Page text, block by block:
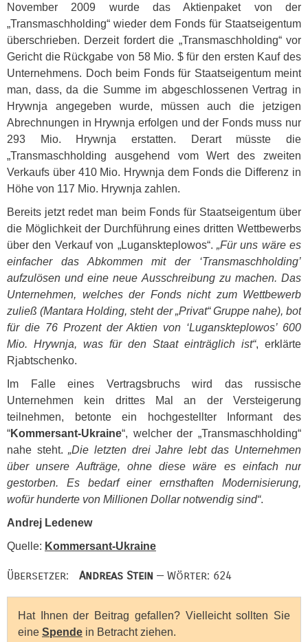
November 2009 wurde das Aktienpaket von der
„Transmaschholding“ wieder dem Fonds für Staatseigentum
überschrieben. Derzeit fordert die „Transmaschholding“ vor
Gericht die Rückgabe von 58 Mio. $ für den ersten Kauf des
Unternehmens. Doch beim Fonds für Staatseigentum meint
man, dass, da die Summe im abgeschlossenen Vertrag in
Hrywnja angegeben wurde, müssen auch die jetzigen
Abrechnungen in Hrywnja erfolgen und der Fonds muss nur
293 Mio. Hrywnja erstatten. Derart müsste die
„Transmaschholding ausgehend vom Wert des zweiten
Verkaufs über 410 Mio. Hrywnja dem Fonds die Differenz in
Höhe von 117 Mio. Hrywnja zahlen.
Bereits jetzt redet man beim Fonds für Staatseigentum über
die Möglichkeit der Durchführung eines dritten Wettbewerbs
über den Verkauf von „Luganskteplowos“. „Für uns wäre es
einfacher das Abkommen mit der ‘Transmaschholding’
aufzulösen und eine neue Ausschreibung zu machen. Das
Unternehmen, welches der Fonds nicht zum Wettbewerb
zuließ (Mantara Holding, steht der „Privat“ Gruppe nahe), bot
für die 76 Prozent der Aktien von ‘Luganskteplowos’ 600
Mio. Hrywnja, was für den Staat einträglich ist“, erklärte
Rjabtschenko.
Im Falle eines Vertragsbruchs wird das russische
Unternehmen kein drittes Mal an der Versteigerung
teilnehmen, betonte ein hochgestellter Informant des
“Kommersant-Ukraine“, welcher der „Transmaschholding“
nahe steht.„Die letzten drei Jahre lebt das Unternehmen
über unsere Aufträge, ohne diese wäre es einfach nur
gestorben. Es bedarf einer ernsthaften Modernisierung,
wofür hunderte von Millionen Dollar notwendig sind“.
Andrej Ledenew
Quelle: Kommersant-Ukraine
Übersetzer: Andreas Stein — Wörter: 624
Hat Ihnen der Beitrag gefallen? Vielleicht sollten Sie
eine Spende in Betracht ziehen.